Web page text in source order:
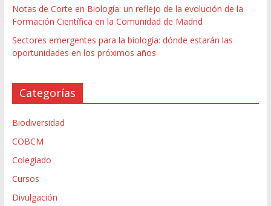
Notas de Corte en Biología: un reflejo de la evolución de la
Formación Científica en la Comunidad de Madrid
Sectores emergentes para la biología: dónde estarán las
oportunidades en los próximos años
Categorías
Biodiversidad
COBCM
Colegiado
Cursos
Divulgación